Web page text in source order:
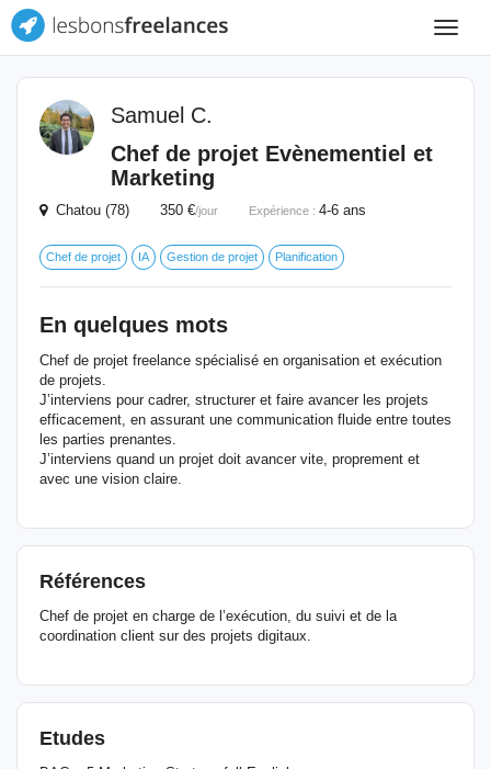
Toggle
Samuel C.
Chef de projet Evènementiel et
Marketing
Chatou (78) 350 €/jour Expérience : 4-6 ans
Chef de projet IA Gestion de projet Planification
En quelques mots
Chef de projet freelance spécialisé en organisation et exécution
de projets.
J’interviens pour cadrer, structurer et faire avancer les projets
efficacement, en assurant une communication fluide entre toutes
les parties prenantes.
J’interviens quand un projet doit avancer vite, proprement et
avec une vision claire.
Références
Chef de projet en charge de l’exécution, du suivi et de la
coordination client sur des projets digitaux.
Etudes